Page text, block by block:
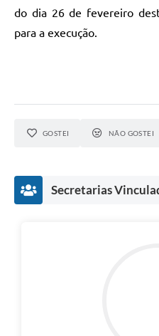
do dia 26 de fevereiro
para a execução.
GOSTEI NÃO GOSTEI
Secretarias